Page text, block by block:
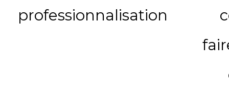
professionnalisation